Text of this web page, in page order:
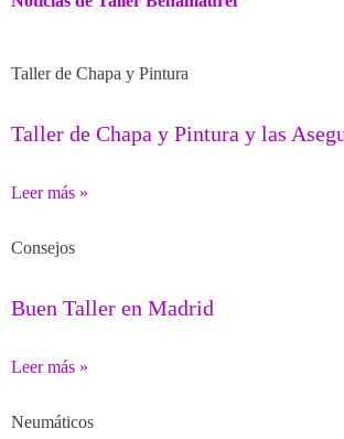
Taller de Chapa y Pintura
Taller de Chapa y Pintura y las
Leer más »
Consejos
Buen Taller en Madrid
Leer más »
Neumáticos